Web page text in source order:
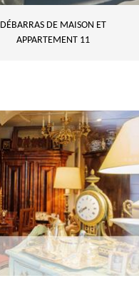
DÉBARRAS DE MAISON ET
APPARTEMENT 11